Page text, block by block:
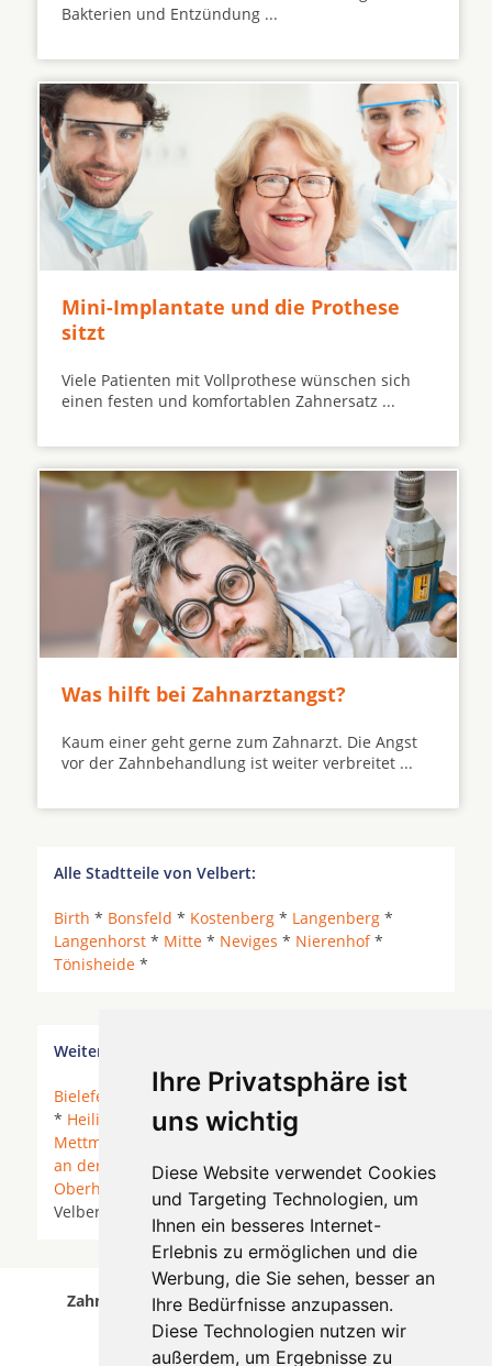
Ihre Privatsphäre ist
uns wichtig
Diese Website verwendet Cookies
und Targeting Technologien, um
Ihnen ein besseres Internet-
Erlebnis zu ermöglichen und die
Werbung, die Sie sehen, besser an
Ihre Bedürfnisse anzupassen.
Diese Technologien nutzen wir
außerdem, um Ergebnisse zu
Bakterien und Entzündung ...
Mini-Implantate und die Prothese
sitzt
Viele Patienten mit Vollprothese wünschen sich
einen festen und komfortablen Zahnersatz ...
Was hilft bei Zahnarztangst?
Kaum einer geht gerne zum Zahnarzt. Die Angst
vor der Zahnbehandlung ist weiter verbreitet ...
Alle Stadtteile von Velbert:
Birth * Bonsfeld * Kostenberg * Langenberg *
Langenhorst * Mitte * Neviges * Nierenhof*
Tönisheide *
Weitere Orte in der Nähe von Velbert
Bielefeld Duisburg * Düsseldorf* Erkrath *Essen
* Heiligenhaus*Kaarst*Krefeld
Mettmann
* Mönchengladbach *
an der Ruhr
* Neukirchen-Vluyn *Neuss*
Oberhausen
Ratingen
* Rheurdt * Tönisvorst *
Velbert *
Willich* Wuppertal * Wülfrath *
Zahnärzte für Zahnimplantete in Velbert wurde
am 05 August 2026 aktualisiert.